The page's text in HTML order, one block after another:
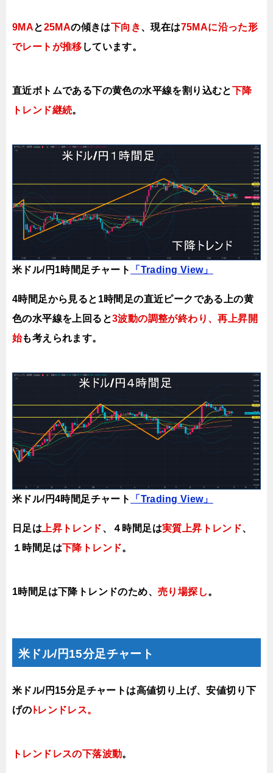
9MAと25MAの傾きは下向き、現在は75MAに沿った形
でレートが推移 しています。
直近ボトムである下の黄色の水平線を割り込むと下降
トレンド継続。
米ドル/円1時間足チャート 「Trading View」
4時間足から見ると1時間足の直近ピークである上の黄
色の水平線を上回ると3波動の調整が終わり、再上昇開
始も考えられます。
米ドル/円4時間足チャート 「Trading View」
日足は 上昇トレンド、４時間足は実質上昇トレンド、
１時間足は下降トレンド。
1時間足は下降トレンドのため、 売り場探し。
米ドル/円15分足チャート
米ドル/円15分足チャートは高値切り上げ、安値切り下
げの ﾄレンドレス。
トレンドレスの下落波動。